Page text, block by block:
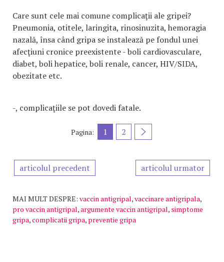
Care sunt cele mai comune complicaţii ale gripei?
Pneumonia, otitele, laringita, rinosinuzita, hemoragia
nazală, însa când gripa se instalează pe fondul unei
afecţiuni cronice preexistente - boli cardiovasculare,
diabet, boli hepatice, boli renale, cancer, HIV/SIDA,
obezitate etc.
-, complicaţiile se pot dovedi fatale.
Pagina: 1 2
articolul precedent articolul urmator
MAI MULT DESPRE: vaccin antigripal,vaccinare antigripala,
pro vaccin antigripal,argumente vaccin antigripal, simptome
gripa,complicatii gripa, preventie gripa